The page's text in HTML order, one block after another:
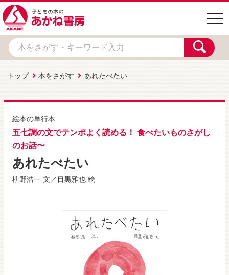
トップ 本をさがす あれたべたい
絵本の単行本
五七調の文でテンポよく読める！ 食べたいものさがし
のお話〜
あれたべたい
枡野浩一 文／ 目黒雅也 絵